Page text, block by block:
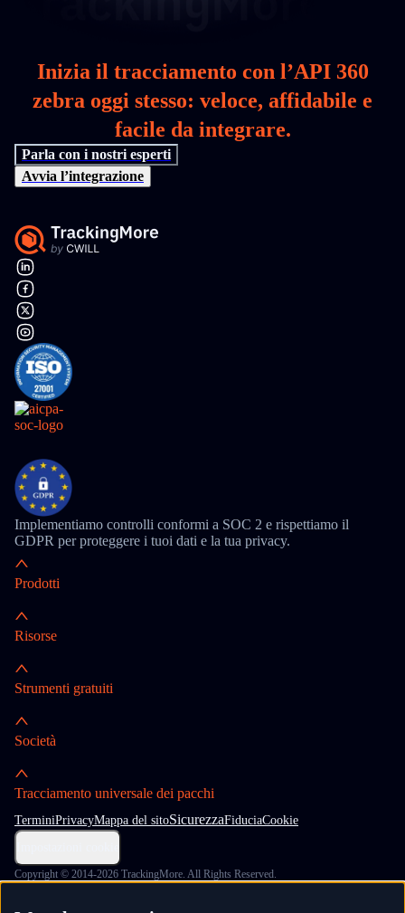
Inizia il tracciamento con l’API 360
zebra oggi stesso: veloce, affidabile e
facile da integrare.
Parla con i nostri esperti
Avvia l’integrazione
Implementiamo controlli conformi a SOC 2 e rispettiamo il
GDPR per proteggere i tuoi dati e la tua privacy.
Prodotti
Risorse
Strumenti gratuiti
Società
Tracciamento universale dei pacchi
TerminiPrivacyMappa del sitoSicurezzaFiduciaCookie
Copyright © 2014-2026 TrackingMore. All Rights Reserved.